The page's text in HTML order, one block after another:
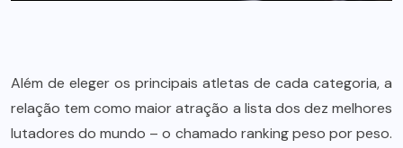
Além de eleger os principais atletas de cada categoria, a
relação tem como maior atração a lista dos dez melhores
lutadores do mundo – o chamado ranking peso por peso.